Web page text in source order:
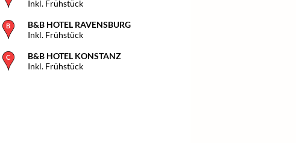
Inkl. Frühstück
B&B HOTEL RAVENSBURG
Inkl. Frühstück
B&B HOTEL KONSTANZ
Inkl. Frühstück